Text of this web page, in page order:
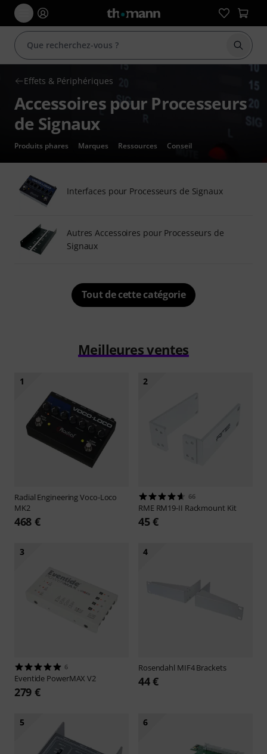
Effets & Périphériques
Accessoires pour Processeurs
de Signaux
Produits phares Marques Ressources Conseil
Interfaces pour Processeurs de Signaux
Autres Accessoires pour Processeurs de
Signaux
Tout de cette catégorie
Meilleures ventes
1
Radial EngineeringVoco-Loco
MK2
468 €
2
66
RME RM19-II Rackmount Kit
45 €
3
6
Eventide PowerMAX V2
279 €
4
Rosendahl MIF4 Brackets
44 €
5 6